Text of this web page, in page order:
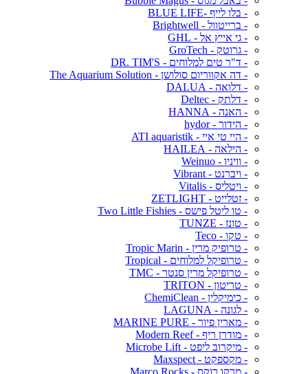
- בלו לייף -BLUE LIFE
- ברייטוול - Brightwell
- גי אייץ אל - GHL
- גרוטק - GroTech
- ד"ר טים למלוחים - DR. TIM'S
- דה אקווריום סולושן - The Aquarium Solution
- דלואה - DALUA
- דלתק - Deltec
- האנה - HANNA
- הידור - hydor
- היי טי איי - ATI aquaristik
- הילאה - HAILEA
- וויניו - Weinuo
- ויברנט - Vibrant
- ויטליס - Vitalis
- זטלייט - ZETLIGHT
- טו ליטל פישס - Two Little Fishies
- טונז - TUNZE
- טקו - Teco
- טרופיק מרין - Tropic Marin
- טרופיקל למלוחים - Tropical
- טרופיקל מרין סנטר - TMC
- טריטון - TRITON
- כימיקלין - ChemiClean
- לגונה - LAGUNA
- מארין פיור - MARINE PURE
- מודרן ריף - Modern Reef
- מיקרוב ליפט - Microbe Lift
- מקספקט - Maxspect
- מרקו רוקס - Marco Rocks